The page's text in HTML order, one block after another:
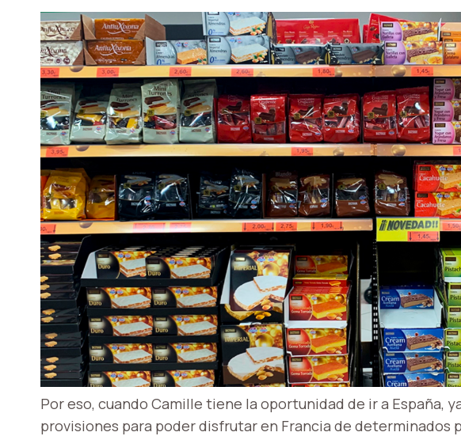
Por eso, cuando Camille tiene la oportunidad de ir a España,
provisiones para poder disfrutar en Francia de determinados